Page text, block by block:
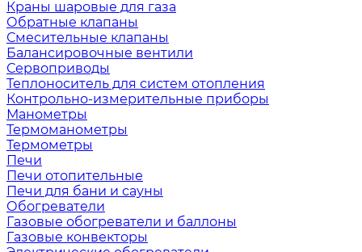
Краны шаровые для газа
Обратные клапаны
Смесительные клапаны
Балансировочные вентили
Сервоприводы
Теплоноситель для систем отопления
Контрольно-измерительные приборы
Манометры
Термоманометры
Термометры
Печи
Печи отопительные
Печи для бани и сауны
Обогреватели
Газовые обогреватели и баллоны
Газовые конвекторы